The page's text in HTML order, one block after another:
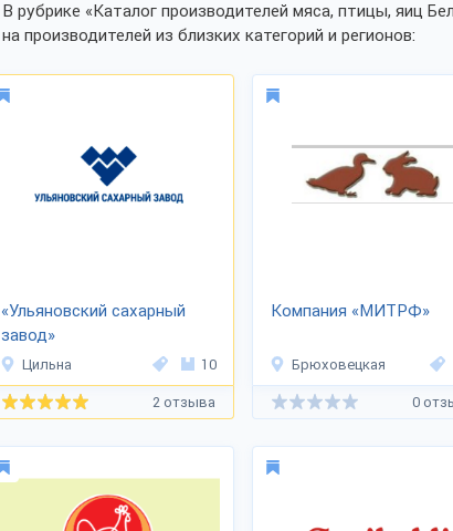
В рубрике «Каталог производителей мяса, птицы, яиц
на производителей из близких категорий и регионов:
«Ульяновский сахарный
завод»
Цильна 10
2 отзыва
Компания «МИТРФ»
Брюховецкая
0